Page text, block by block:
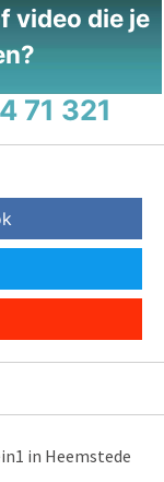
video die je
71 321
in Heemstede